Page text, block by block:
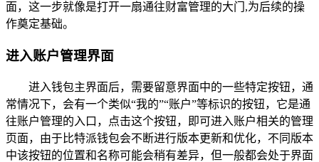
面，这一步就像是打开一扇通往财富管理的大门,为后续的操
作奠定基础。
进入账户管理界面
进入钱包主界面后，需要留意界面中的一些特定按钮，通
常情况下，会有一个类似“我的”“账户”等标识的按钮，它是通
往账户管理的入口，点击这个按钮，即可进入账户相关的管理
页面，由于比特派钱包会不断进行版本更新和优化，不同版本
中该按钮的位置和名称可能会稍有差异，但一般都会处于界面